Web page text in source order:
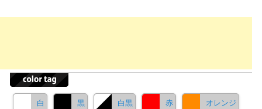
白 黒 白黒 赤 オレンジ